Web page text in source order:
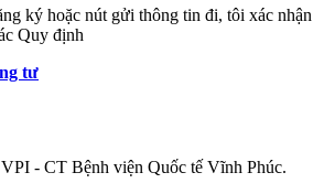
ký hoặc nút gửi thông tin đi, tôi xác nhận
Quy định
tư
- CT Bệnh viện Quốc tế Vĩnh Phúc.